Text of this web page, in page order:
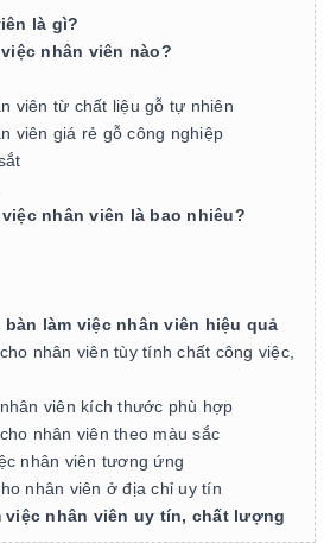
là gì?
nhân viên nào?
viên từ chất liệu gỗ tự nhiên
viên giá rẻ gỗ công nghiệp
nhân viên là bao nhiêu?
làm việc nhân viên hiệu quả
nhân viên tùy tính chất công việc,
viên kích thước phù hợp
nhân viên theo màu sắc
nhân viên tương ứng
nhân viên ở địa chỉ uy tín
việc nhân viên uy tín, chất lượng